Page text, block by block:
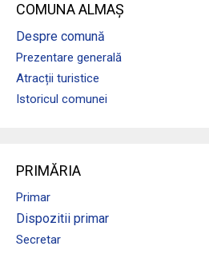
COMUNA ALMAȘ
Despre comună
Prezentare generală
Atracții turistice
Istoricul comunei
PRIMĂRIA
Primar
Dispozitii primar
Secretar